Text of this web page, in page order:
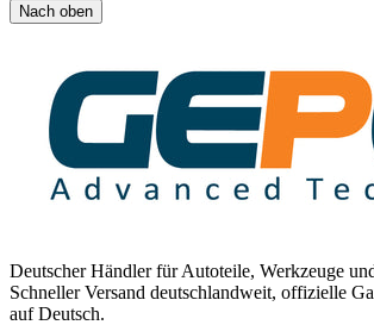
Nach oben
Deutscher Händler für Autoteile, Werkzeuge
Schneller Versand deutschlandweit, offizielle
auf Deutsch.